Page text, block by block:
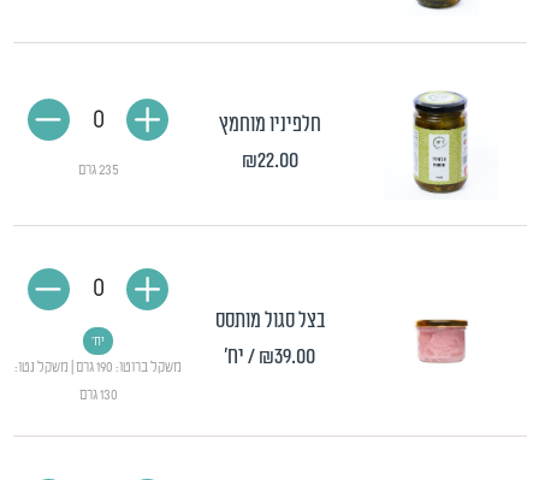
חלפיניו מוחמץ
₪22.00
235 גרם
0
בצל סגול מותסס
₪39.00/ יח'
משקל ברוטו: 190 גרם | משקל נטו:
130 גרם
יח'
0